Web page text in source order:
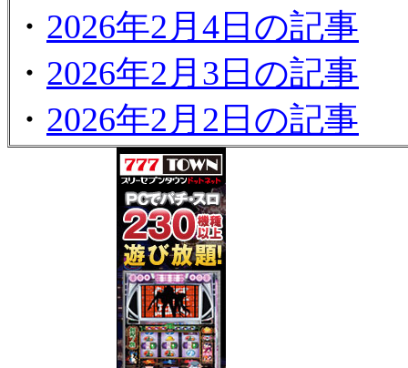
・ 2026年2月4日の記事
・ 2026年2月3日の記事
・ 2026年2月2日の記事